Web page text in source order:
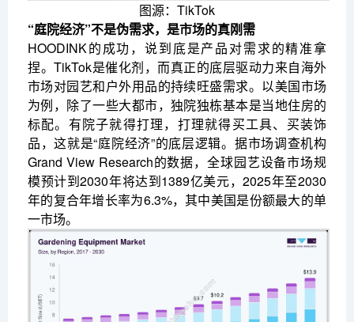
图源：TikTok
“庭院经济”不是伪需求，是市场的真刚需
HOODINK的成功，说到底是产品对需求的精准拿
捏。TikTok是催化剂，而真正的底层驱动力来自海外
市场对园艺和户外用品的持续旺盛需求。以美国市场
为例，除了一些大都市，独院独栋基本是当地住房的
标配。有院子就得打理，打理就得买工具、买装饰
品，这就是“庭院经济”的底层逻辑。据市场调查机构
Grand View Research的数据，全球园艺设备市场规
模预计到2030年将达到1389亿美元，2025年至2030
年的复合年增长率为6.3%，其中美国是份额最大的单
一市场。